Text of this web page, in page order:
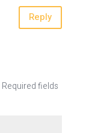
Reply
Required fields